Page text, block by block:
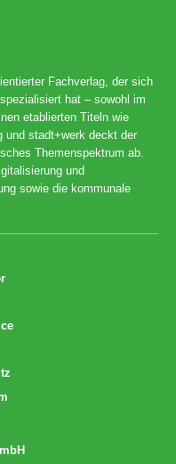
Fachverlag, der sich
hat – sowohl im
etablierten Titeln wie
und stadt+werk deckt der
Themenspektrum ab.
und
sowie die kommunale